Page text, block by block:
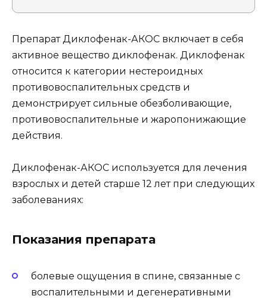
Препарат Диклофенак-АКОС включает в себя
активное вещество диклофенак. Диклофенак
относится к категории нестероидных
противовоспалительных средств и
демонстрирует сильные обезболивающие,
противовоспалительные и жаропонижающие
действия.
Диклофенак-АКОС используется для лечения
взрослых и детей старше 12 лет при следующих
заболеваниях:
Показания препарата
болевые ощущения в спине, связанные с
воспалительными и дегенеративными